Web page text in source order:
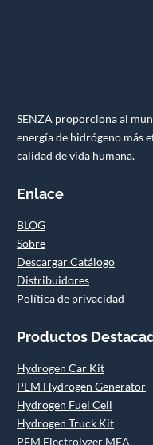
SENZA proporciona al
energía de hidrógeno más
calidad de vida humana.
Enlace
BLOG
Sobre
Descargar Catálogo
Distribuidores
Política de privacidad
Productos
Hydrogen Car Kit
PEM Hydrogen Generator
Hydrogen Fuel Cell
Hydrogen Truck Kit
PEM Electrolyzer MEA